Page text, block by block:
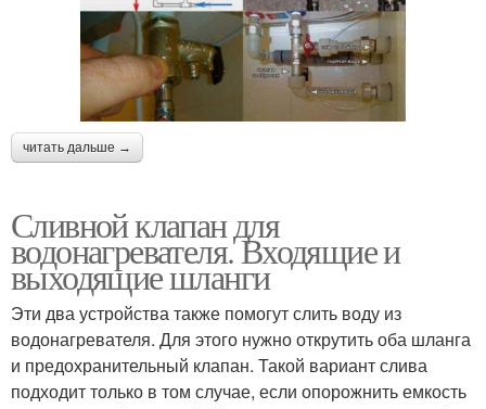
читать дальше →
Сливной клапан для
водонагревателя. Входящие и
выходящие шланги
Эти два устройства также помогут слить воду из
водонагревателя. Для этого нужно открутить оба шланга
и предохранительный клапан. Такой вариант слива
подходит только в том случае, если опорожнить емкость